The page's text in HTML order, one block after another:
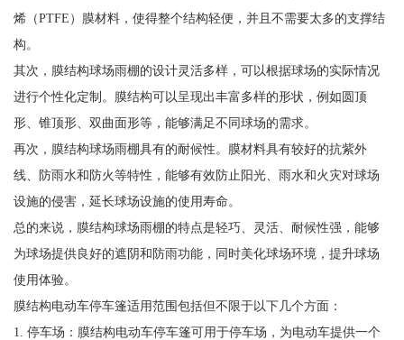
烯（PTFE）膜材料，使得整个结构轻便，并且不需要太多的支撑结
构。
其次，膜结构球场雨棚的设计灵活多样，可以根据球场的实际情况
进行个性化定制。膜结构可以呈现出丰富多样的形状，例如圆顶
形、锥顶形、双曲面形等，能够满足不同球场的需求。
再次，膜结构球场雨棚具有的耐候性。膜材料具有较好的抗紫外
线、防雨水和防火等特性，能够有效防止阳光、雨水和火灾对球场
设施的侵害，延长球场设施的使用寿命。
总的来说，膜结构球场雨棚的特点是轻巧、灵活、耐候性强，能够
为球场提供良好的遮阴和防雨功能，同时美化球场环境，提升球场
使用体验。
膜结构电动车停车篷适用范围包括但不限于以下几个方面：
1. 停车场：膜结构电动车停车篷可用于停车场，为电动车提供一个